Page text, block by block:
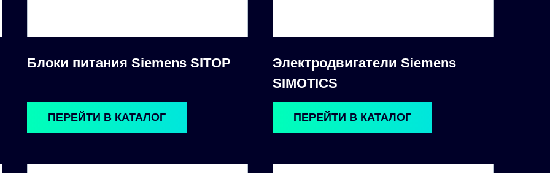
Блоки питания Siemens SITOP
Электродвигатели Siemens
SIMOTICS
ПЕРЕЙТИ В КАТАЛОГ ПЕРЕЙТИ В КАТАЛОГ